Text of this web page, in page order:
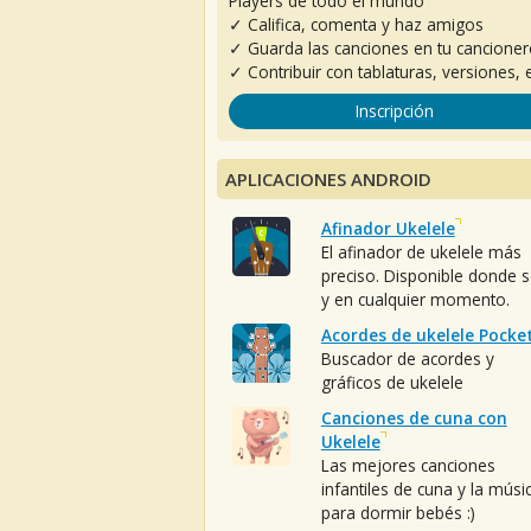
✓ Califica, comenta y haz amigos
✓ Guarda las canciones en tu
✓ Contribuir con tablaturas, versiones,
Inscripción
APLICACIONES ANDROID
Afinador Ukelele
El afinador de ukelele más
preciso. Disponible donde
y en cualquier momento.
Acordes de ukelele
Buscador de acordes y
gráficos de ukelele
Canciones de cuna con
Ukelele
Las mejores canciones
infantiles de cuna y la
para dormir bebés :)